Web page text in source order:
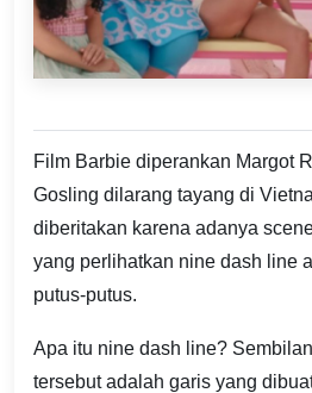
Film Barbie diperankan Margot
Gosling dilarang tayang di
diberitakan karena adanya
yang perlihatkan nine dash line
putus-putus.
Apa itu nine dash line?
tersebut adalah garis yang